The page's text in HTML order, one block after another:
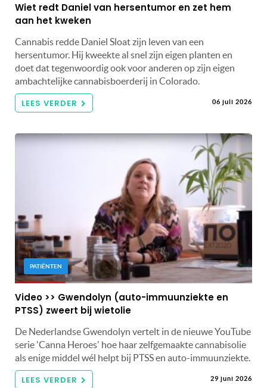
Wiet redt Daniel van hersentumor en zet hem
aan het kweken
Cannabis redde Daniel Sloat zijn leven van een
hersentumor. Hij kweekte al snel zijn eigen planten en
doet dat tegenwoordig ook voor anderen op zijn eigen
ambachtelijke cannabisboerderij in Colorado.
LEES VERDER 06 juli 2026
PATIËNTEN
Video >> Gwendolyn (auto-immuunziekte en
PTSS) zweert bij wietolie
De Nederlandse Gwendolyn vertelt in de nieuwe YouTube
serie 'Canna Heroes' hoe haar zelfgemaakte cannabisolie
als enige middel wél helpt bij PTSS en auto-immuunziekte.
LEES VERDER 29 juni 2026